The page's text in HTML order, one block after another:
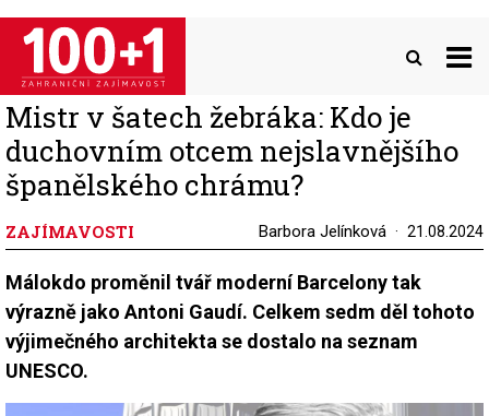
Přejít
hlavnímu
obsahu
Mistr v šatech žebráka: Kdo je
duchovním otcem nejslavnějšího
španělského chrámu?
ZAJÍMAVOSTI Barbora Jelínková 21.08.2024
Málokdo proměnil tvář moderní Barcelony tak
výrazně jako Antoni Gaudí. Celkem sedm děl tohoto
výjimečného architekta se dostalo na seznam
UNESCO.